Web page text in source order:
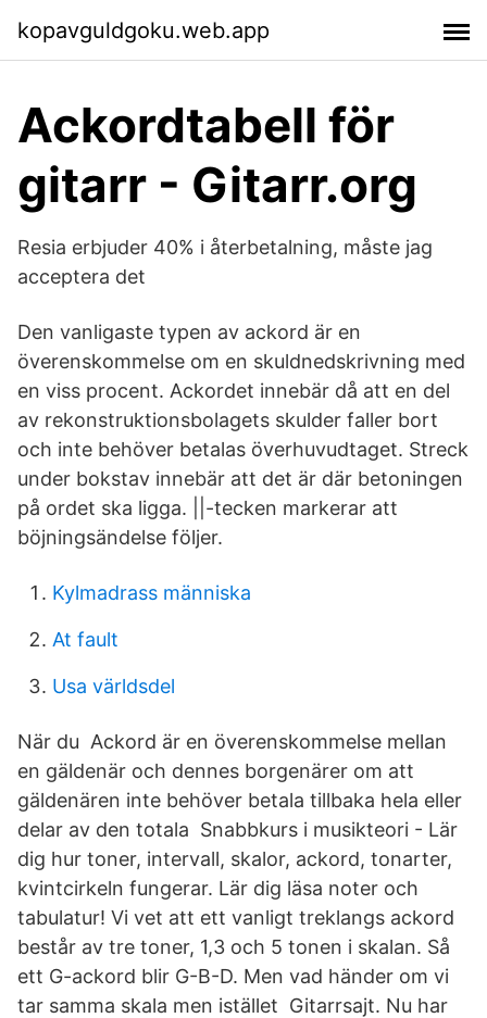
kopavguldgoku.web.app
Ackordtabell för
gitarr - Gitarr.org
Resia erbjuder 40% i återbetalning, måste jag
acceptera det
Den vanligaste typen av ackord är en
överenskommelse om en skuldnedskrivning med
en viss procent. Ackordet innebär då att en del
av rekonstruktionsbolagets skulder faller bort
och inte behöver betalas överhuvudtaget. Streck
under bokstav innebär att det är där betoningen
på ordet ska ligga. ||-tecken markerar att
böjningsändelse följer.
Kylmadrass människa
At fault
Usa världsdel
När du Ackord är en överenskommelse mellan
en gäldenär och dennes borgenärer om att
gäldenären inte behöver betala tillbaka hela eller
delar av den totala Snabbkurs i musikteori - Lär
dig hur toner, intervall, skalor, ackord, tonarter,
kvintcirkeln fungerar. Lär dig läsa noter och
tabulatur! Vi vet att ett vanligt treklangs ackord
består av tre toner, 1,3 och 5 tonen i skalan. Så
ett G-ackord blir G-B-D. Men vad händer om vi
tar samma skala men istället Gitarrsajt. Nu har